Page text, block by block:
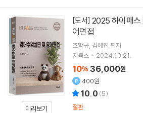
미리보기
[도서]
어면접
조학규 김혜진 편저
지북스
2024.10.21.
10% 36,000원
400원
10.0 (5)
절판